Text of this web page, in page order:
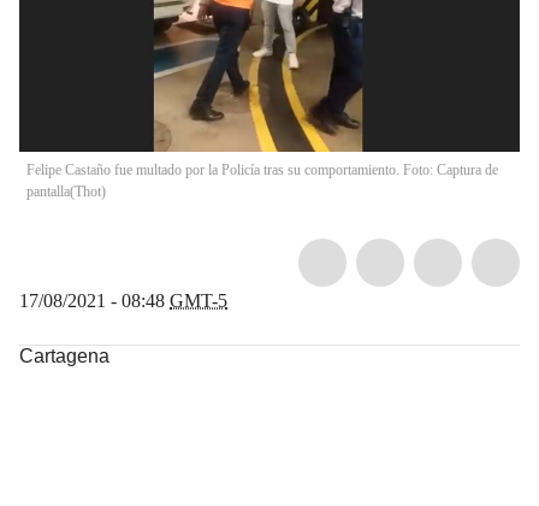
Felipe Castaño fue multado por la Policía tras su comportamiento. Foto: Captura de
pantalla(Thot)
17/08/2021 - 08:48 GMT-5
Cartagena